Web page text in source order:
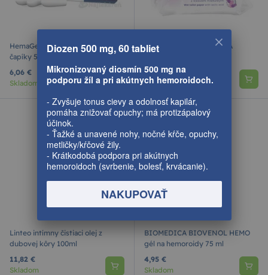
HemaGel PROCTO rektalné
čapíky 5 kusov
6,06 €
Skladom
Vlh.toal.papier KYSELINA
2,18 €
Skladom
Linteo intímny čistiaci olej z
dubovej kôry 100ml
11,82 €
Skladom
BIOMEDICA BIOVENOL HEMO
gél na hemoroidy 75 ml
4,95 €
Skladom
Diozen 500 mg, 60 tabliet
Mikronizovaný diosmín 500 mg na
podporu žíl a pri akútnych hemoroidoch.
- Zvyšuje tonus cievy a odolnosť kapilár,
pomáha znižovať opuchy; má protizápalový
účinok.
- Ťažké a unavené nohy, nočné kŕče, opuchy,
metličky/kŕčové žily.
- Krátkodobá podpora pri akútnych
hemoroidoch (svrbenie, bolesť, krvácanie).
NAKUPOVAŤ